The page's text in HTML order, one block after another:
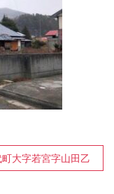
大字若宮字山田乙